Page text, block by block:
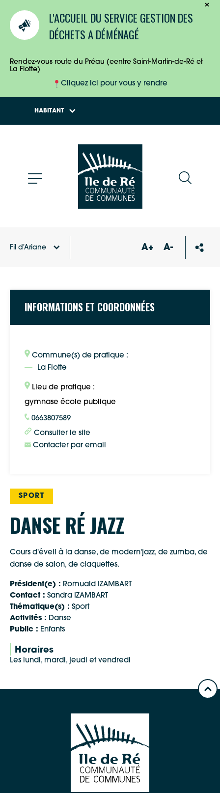
L'ACCUEIL DU SERVICE GESTION DES
DÉCHETS A DÉMÉNAGÉ
Rendez-vous route du Préau (eentre Saint-Martin-de-Ré et
La Flotte)
Cliquez ici pour vous y rendre
HABITANT
ENTREPRISES
Fil d'Ariane A+ A-
INFORMATIONS ET COORDONNÉES
Commune(s) de pratique :
La Flotte
Lieu de pratique :
gymnase école publique
0663807589
Consulter le site
Contacter par email
SPORT
DANSE RÉ JAZZ
Cours d'éveil à la danse, de modern'jazz, de zumba, de
danse de salon, de claquettes.
Président(e) : Romuald IZAMBART
Contact : Sandra IZAMBART
Thématique(s) : Sport
Activités : Danse
Public : Enfants
Horaires
Les lundi, mardi, jeudi et vendredi
ShareThis is disabled.
Apple Plans